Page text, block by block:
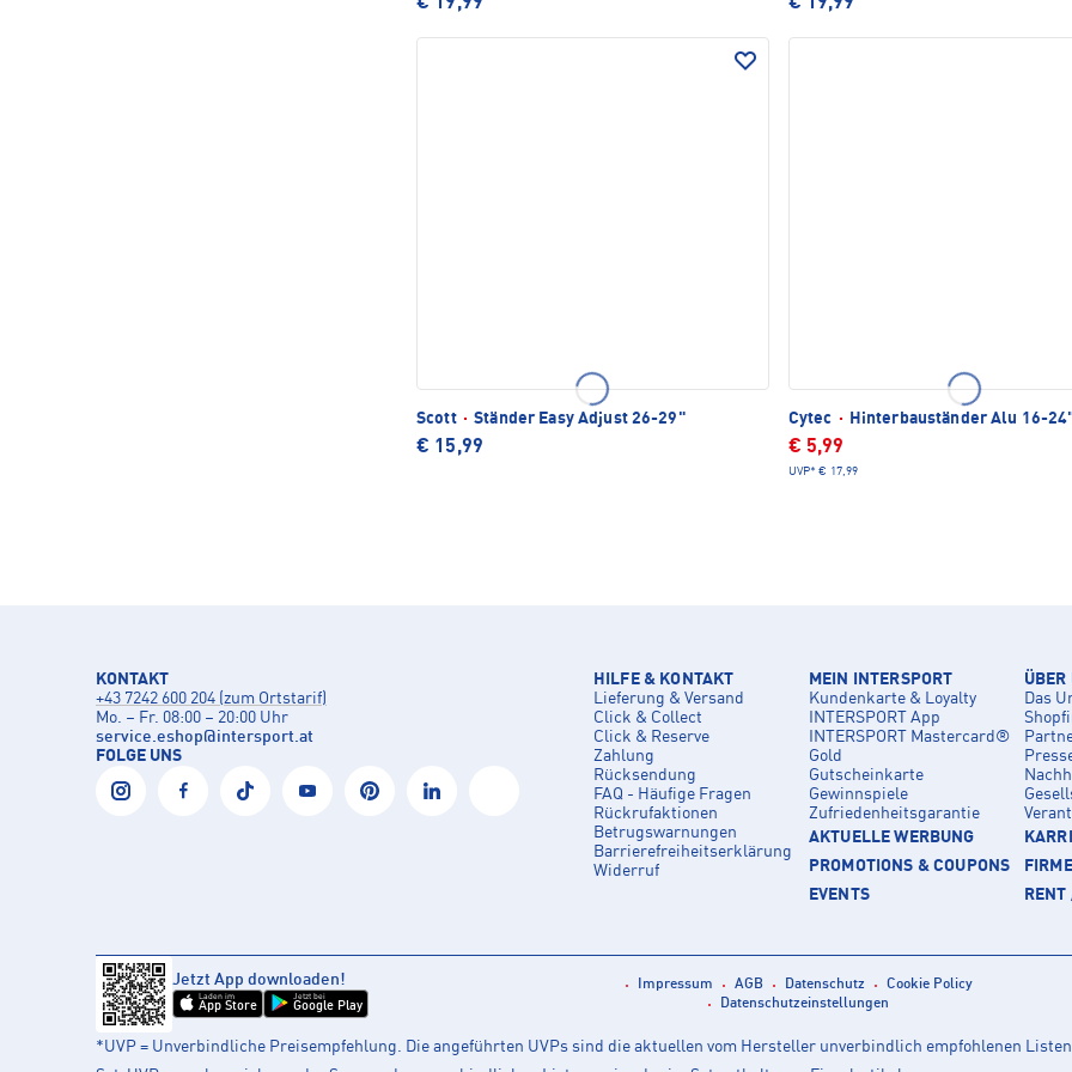
€ 19,99 € 19,99
Scott · Ständer Easy Adjust 26-29"
€ 15,99
Cytec · Hinterbauständer Alu 16-
€ 5,99
UVP* € 17,99
KONTAKT
+43 7242 600 204 (zum Ortstarif)
Mo. – Fr. 08:00 – 20:00 Uhr
service.eshop@intersport.at
FOLGE UNS
HILFE & KONTAKT
Lieferung & Versand
Click & Collect
Click & Reserve
Zahlung
Rücksendung
FAQ - Häufige Fragen
Rückrufaktionen
Betrugswarnungen
Barrierefreiheitserklärung
Widerruf
MEIN INTERSPORT
Kundenkarte & Loyalty
INTERSPORT App
INTERSPORT Mastercard®
Gold
Gutscheinkarte
Gewinnspiele
Zufriedenheitsgarantie
AKTUELLE WERBUNG
PROMOTIONS & COUPONS
EVENTS
ÜBER
Das
RENT
Jetzt App downloaden!
Laden im
App Store
Jetzt bei
Google Play
Impressum AGB Datenschutz
Cookie Policy
Datenschutzeinstellungen
*UVP = Unverbindliche Preisempfehlung. Die angeführten UVPs sind die aktuellen vom Hersteller unverbindlich empfohlenen